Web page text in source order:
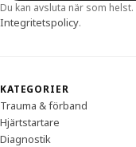
Du kan avsluta när som
Integritetspolicy.
KATEGORIER
Trauma & förband
Hjärtstartare
Diagnostik